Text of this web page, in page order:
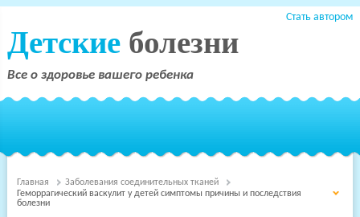
Стать автором
Детские болезни
Все о здоровье вашего ребенка
Главная
Заболевания соединительных тканей
Геморрагический васкулит у детей симптомы причины и последствия
болезни